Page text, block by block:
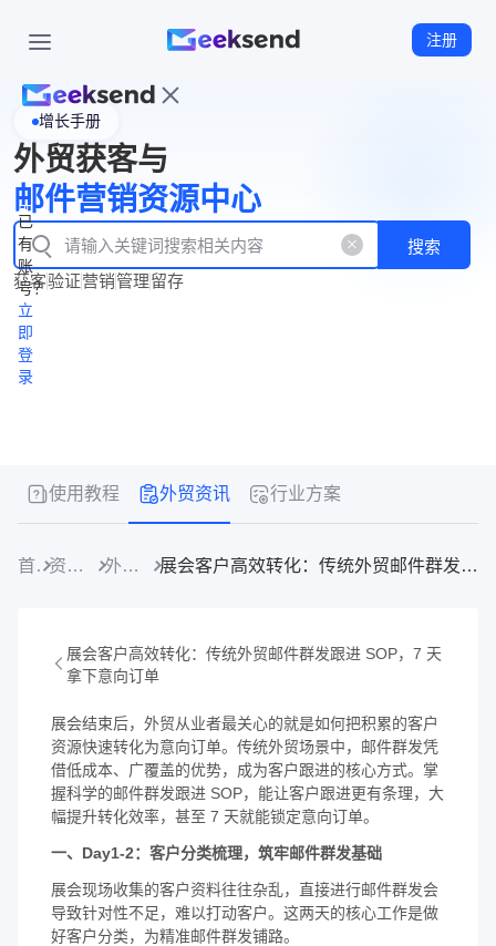
注册
页
WhatsApp
企业号
New
产
品
功
能
产
品
价
格
资
源
中
心
立
即
注
册
已
有
账
号？
立
即
登
录
增长手册
外贸获客与
邮件营销资源中心
搜索
获客验证营销管理留存
使用教程 外贸资讯 行业方案
首页 资源中心 外贸资讯 展会客户高效转化：传统外贸邮件群发跟进 SOP，7 天拿下意向订单
展会客户高效转化：传统外贸邮件群发跟进 SOP，7 天
拿下意向订单
展会结束后，外贸从业者最关心的就是如何把积累的客户
资源快速转化为意向订单。传统外贸场景中，邮件群发凭
借低成本、广覆盖的优势，成为客户跟进的核心方式。掌
握科学的邮件群发跟进 SOP，能让客户跟进更有条理，大
幅提升转化效率，甚至 7 天就能锁定意向订单。
一、Day1-2：客户分类梳理，筑牢邮件群发基础
展会现场收集的客户资料往往杂乱，直接进行邮件群发会
导致针对性不足，难以打动客户。这两天的核心工作是做
好客户分类，为精准邮件群发铺路。